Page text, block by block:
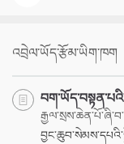
འབྲེལ་ཡོད་རྩོམ་ཡིག་ཁག